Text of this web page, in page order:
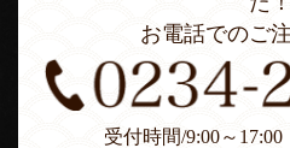
お電話でのご
受付時間/9:00～17:00